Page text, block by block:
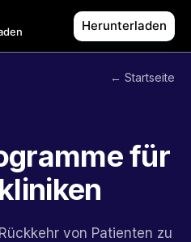
Herunterladen
← Startseite
für
von Patienten zu